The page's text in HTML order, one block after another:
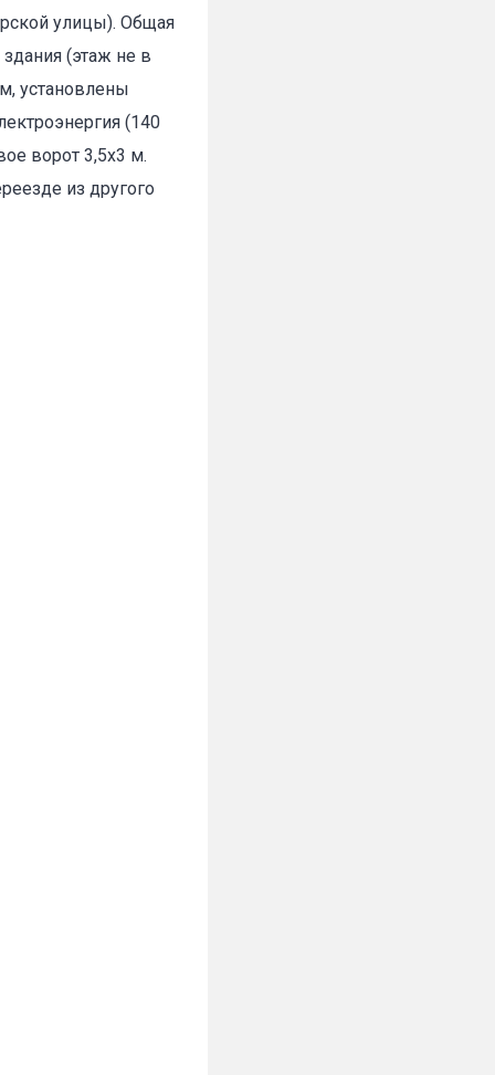
улицы). Общая
(этаж не в
установлены
(140
ворот 3,5х3 м.
из другого
✕